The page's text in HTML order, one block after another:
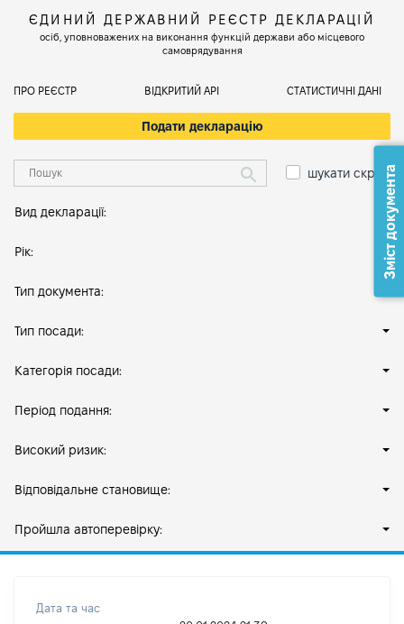
ЄДИНИЙ ДЕРЖАВНИЙ РЕЄСТР ДЕКЛАРАЦІЙ
осіб, уповноважених на виконання функцій держави або місцевого
самоврядування
ПРО РЕЄСТР ВІДКРИТИЙ АРІ СТАТИСТИЧНІ ДАНІ
Подати декларацію
шукати скрізь
Вид декларації:
Рік:
Тип документа:
Тип посади:
Категорія посади:
Період подання:
Високий ризик:
Відповідальне становище:
Пройшла автоперевірку:
Дата та час
Зміст документа